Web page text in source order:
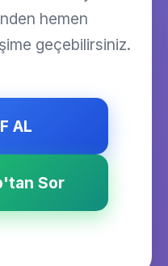
hemen
geçebilirsiniz.
AL
Sor